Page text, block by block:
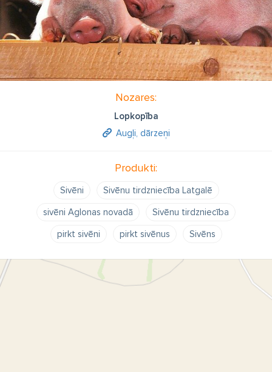
Nozares:
Lopkopība
Augļi, dārzeņi
Produkti:
Sivēni
Sivēnu tirdzniecība Latgalē
sivēni Aglonas novadā
Sivēnu tirdzniecība
pirkt sivēni
pirkt sivēnus Sivēns